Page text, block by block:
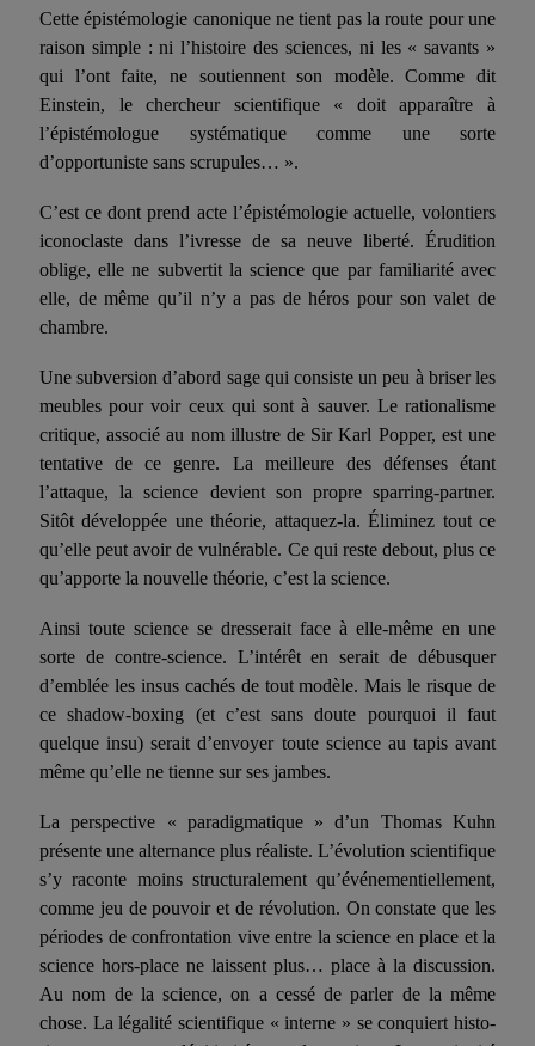
Cette épistémologie canonique ne tient pas la route pour une
rai­son simple : ni l’histoire des sciences, ni les « savants »
qui l’ont faite, ne soutiennent son modèle. Comme dit
Einstein, le chercheur scientifique « doit apparaître à
l’épistémologue systématique comme une sorte
d’opportuniste sans scrupules… ».
C’est ce dont prend acte l’épistémologie actuelle, volontiers
ico­noclaste dans l’ivresse de sa neuve liberté. Érudition
oblige, elle ne subvertit la science que par familiarité avec
elle, de même qu’il n’y a pas de héros pour son valet de
chambre.
Une subversion d’abord sage qui consiste un peu à briser les
meu­bles pour voir ceux qui sont à sauver. Le rationalisme
critique, asso­cié au nom illustre de Sir Karl Popper, est une
tentative de ce genre. La meilleure des défenses étant
l’attaque, la science devient son pro­pre sparring-partner.
Sitôt développée une théorie, attaquez-la. Éli­minez tout ce
qu’elle peut avoir de vulnérable. Ce qui reste debout, plus ce
qu’apporte la nouvelle théorie, c’est la science.
Ainsi toute science se dresserait face à elle-même en une
sorte de contre-science. L’intérêt en serait de débusquer
d’emblée les insus cachés de tout modèle. Mais le risque de
ce shadow-boxing (et c’est sans doute pourquoi il faut
quelque insu) serait d’envoyer toute science au tapis avant
même qu’elle ne tienne sur ses jambes.
La perspective « paradigmatique » d’un Thomas Kuhn
présente une alternance plus réaliste. L’évolution scientifique
s’y raconte moins structuralement qu’événementiellement,
comme jeu de pouvoir et de révolution. On constate que les
périodes de confrontation vive entre la science en place et la
science hors-place ne laissent plus… place à la discussion.
Au nom de la science, on a cessé de parler de la même
chose. La légalité scientifique « interne » se conquiert histo­